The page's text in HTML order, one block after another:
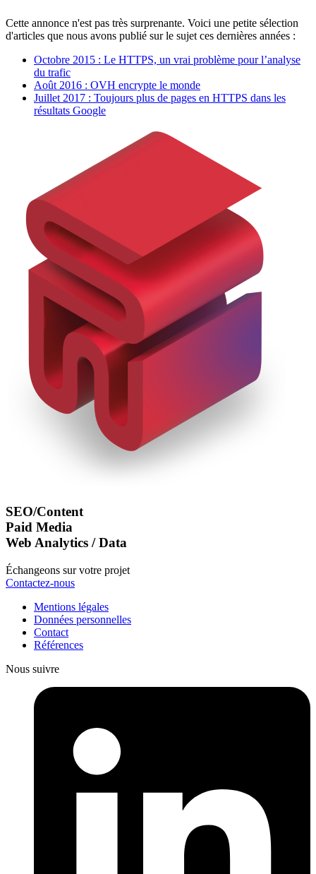
Cette annonce n'est pas très surprenante. Voici une petite sélection
d'articles que nous avons publié sur le sujet ces dernières années :
Octobre 2015 : Le HTTPS, un vrai problème pour l’analyse
du trafic
Août 2016 : OVH encrypte le monde
Juillet 2017 : Toujours plus de pages en HTTPS dans les
résultats Google
SEO/Content
Paid Media
Web Analytics / Data
Échangeons sur votre projet
Contactez-nous
Mentions légales
Données personnelles
Contact
Références
Nous suivre